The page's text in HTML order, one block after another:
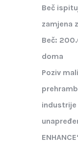
Beč
zamjena
Beč:
doma
Poziv
industrije